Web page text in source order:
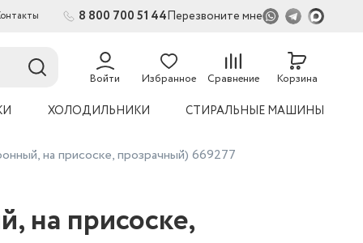
8 800 700 51 44Перезвоните мне
Войти Избранное Сравнение
54
Корзина
ХОЛОДИЛЬНИКИ СТИРАЛЬНЫЕ МАШИНЫ
на присоске, прозрачный) 669277
на присоске,